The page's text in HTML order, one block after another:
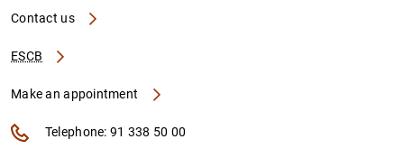
Contact us
ESCB
Make an appointment
Telephone: 91 338 50 00